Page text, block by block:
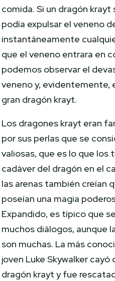
comida. Si un dragón
podía expulsar el veneno
instantáneamente
que el veneno entrara en
podemos observar el
veneno y, evidentemente,
gran dragón krayt.
Los dragones krayt eran
por sus perlas que se
valiosas, que es lo que los
cadáver del dragón en el
las arenas también creían
poseían una magia
Expandido, es típico que
muchos diálogos, aunque
son muchas. La más
joven Luke Skywalker
dragón krayt y fue